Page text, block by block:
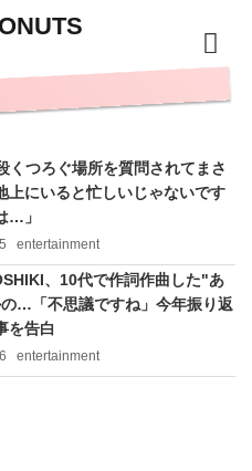
くつろぐ場所を質問されてまさ
上にいると忙しいじゃないです
…」
entertainment
、10代で作詞作曲した"あ
…「不思議ですね」今年振り返
を告白
entertainment